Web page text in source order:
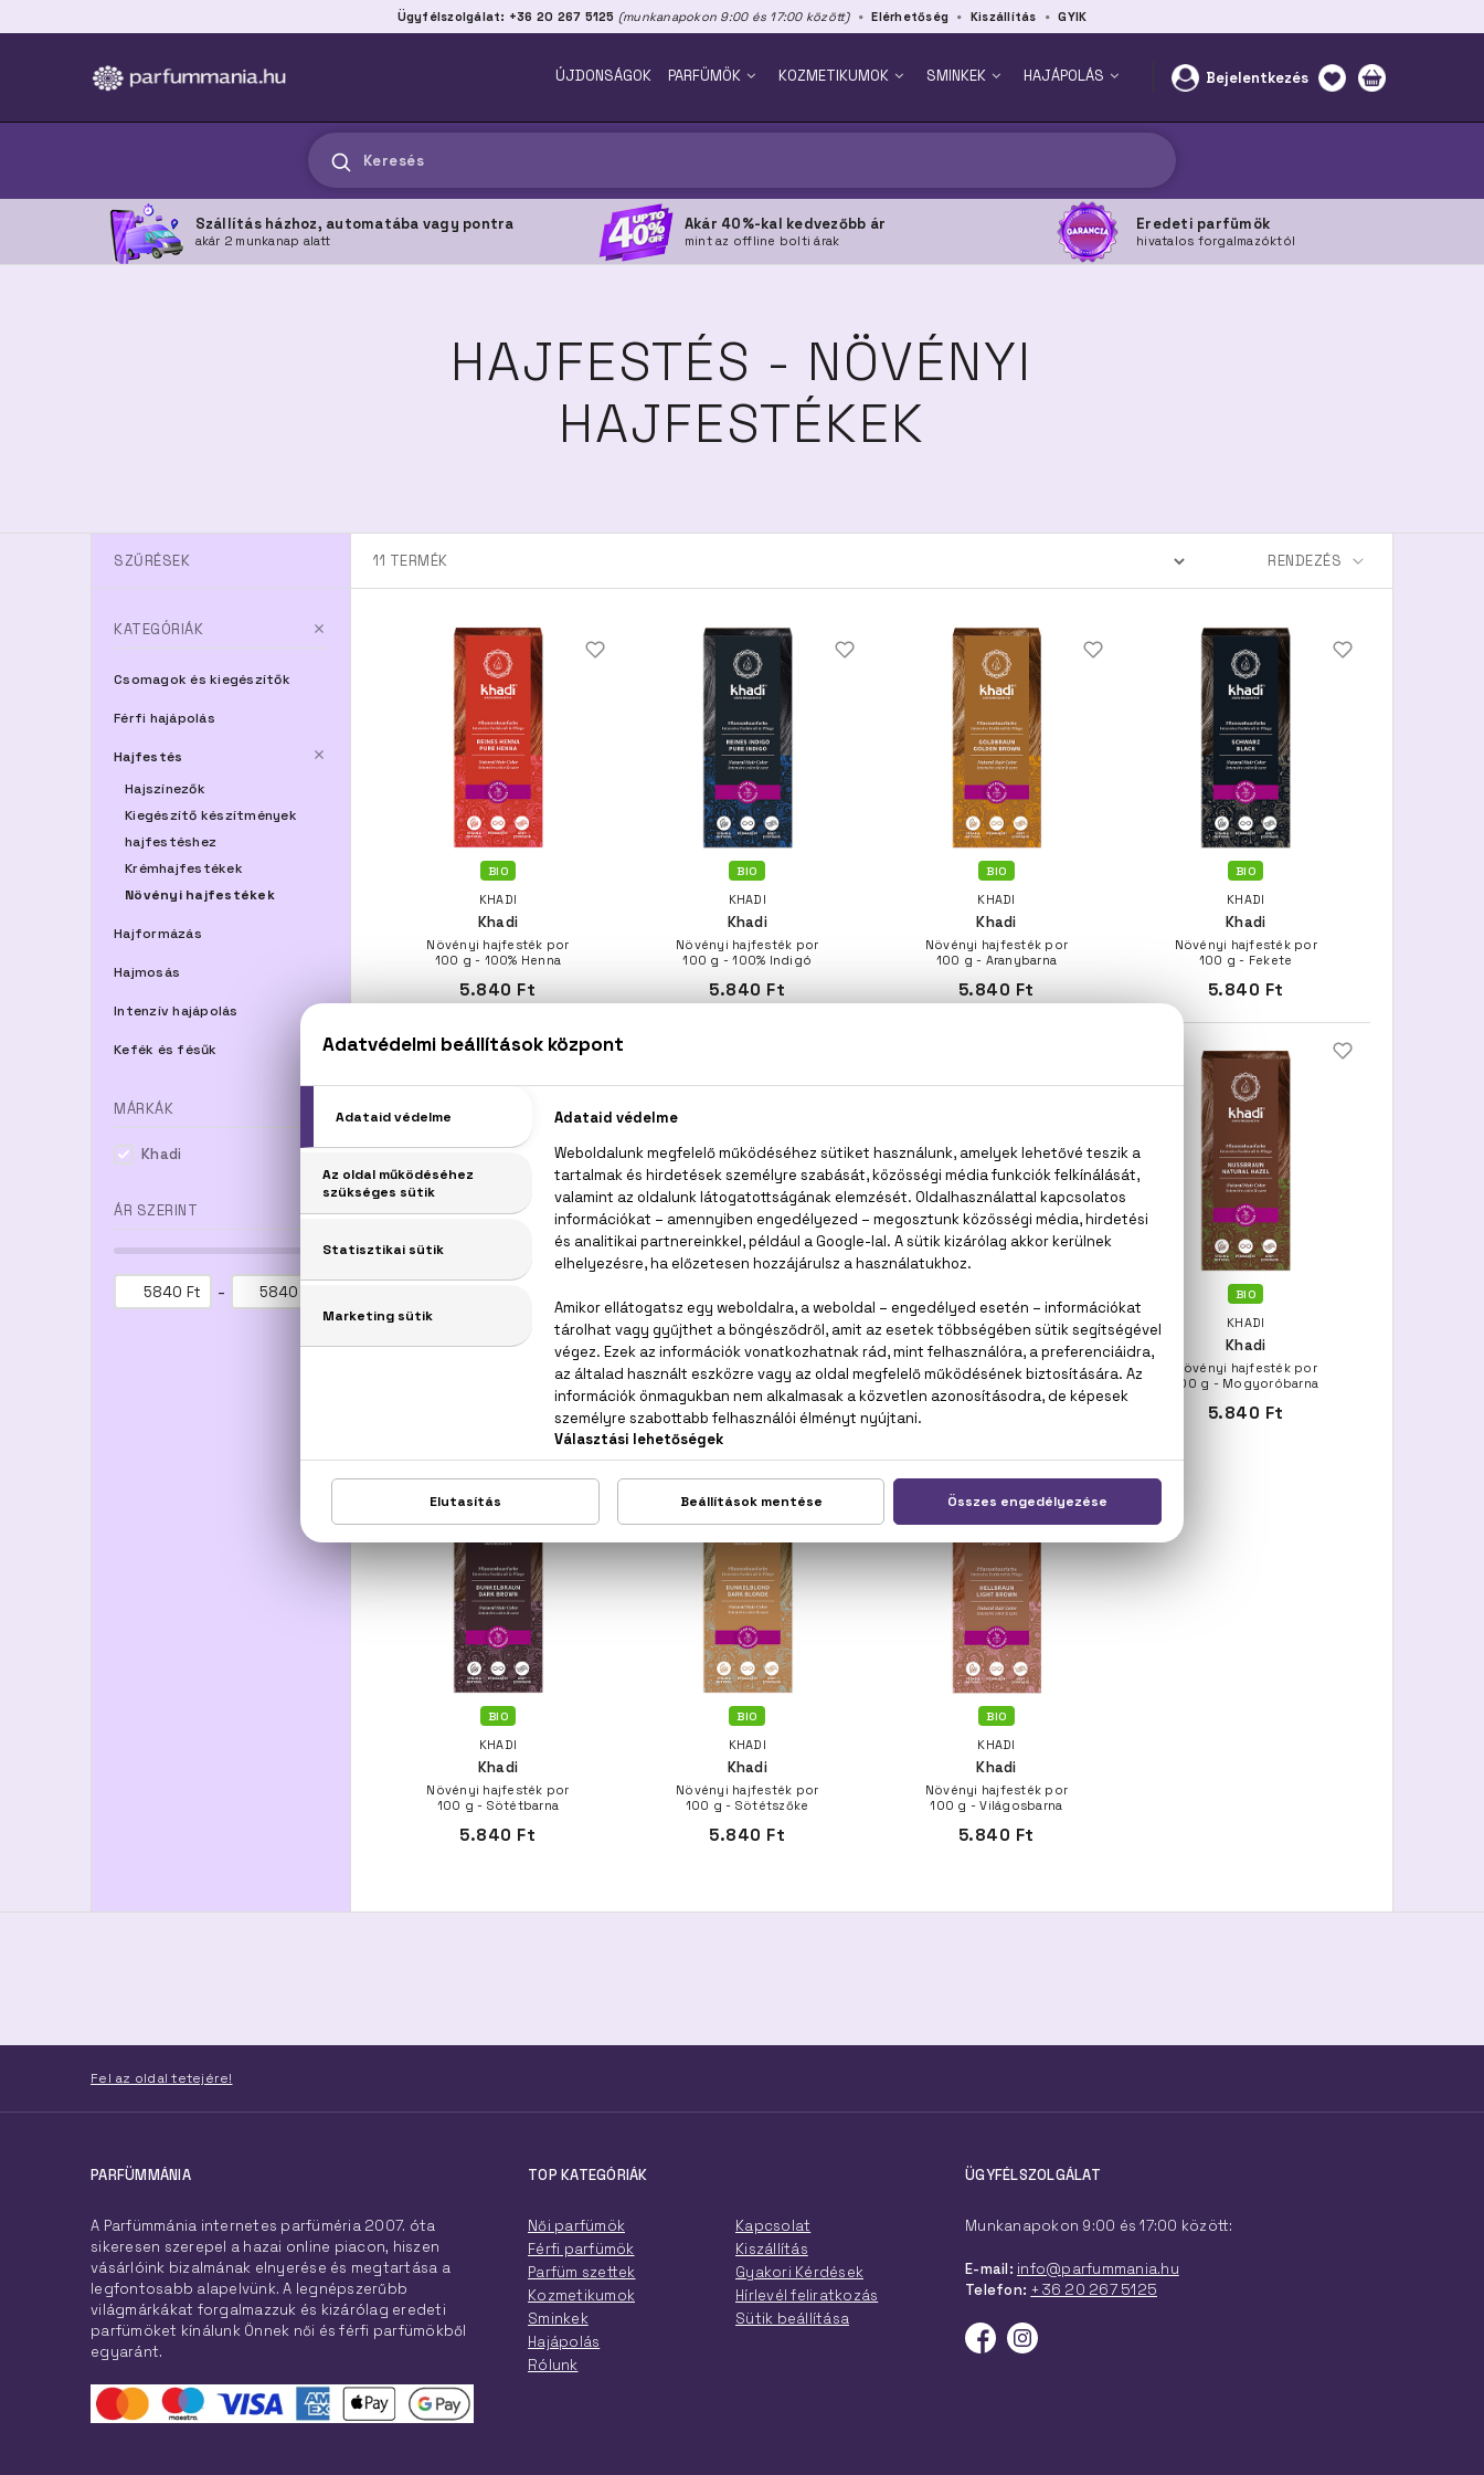
Ügyfélszolgálat: +36 20 267 5125 (munkanapokon 9:00 és 17:00 között) Elérhetőség Kiszállítás GYIK
ÚJDONSÁGOK PARFÜMÖK KOZMETIKUMOK SMINKEK HAJÁPOLÁS Bejelentkezés
Keresés
Szállítás házhoz, automatába vagy pontra
akár 2 munkanap alatt
Akár 40%-kal kedvezőbb ár
mint az offline bolti árak
Eredeti parfümök
hivatalos forgalmazóktól
HAJFESTÉS - NÖVÉNYI
HAJFESTÉKEK
SZŰRÉSEK
KATEGÓRIÁK
Csomagok és kiegészítők
Férfi hajápolás
Hajfestés
Hajszínezők
Kiegészítő készítmények
hajfestéshez
Krémhajfestékek
Növényi hajfestékek
Hajformázás
Hajmosás
Intenzív hajápolás
Kefék és fésűk
MÁRKÁK
Khadi
ÁR SZERINT
Ft -
11 TERMÉK
BIO
KHADI
Khadi
Növényi hajfesték por
100 g - 100% Henna
5.840 Ft
BIO
KHADI
Khadi
Növényi hajfesték por
100 g - 100% Indigó
5.840 Ft
BIO
KHADI
Khadi
Növényi hajfesték por
100 g - Aranybarna
5.840 Ft
BIO
KHADI
Khadi
Növényi hajfesték por
100 g - Fekete
5.840 Ft
Khadi
100 g - Hamvasbarna
KHADI
Khadi
Növényi hajfesték por
100 g - Középbarna
5.840 Ft
KHADI
Khadi
Növényi hajfesték por
100 g - Középszőke
BIO
KHADI
Khadi
Növényi hajfesték por
100 g - Mogyoróbarna
5.840 Ft
BIO
KHADI
Khadi
Növényi hajfesték por
100 g - Sötétbarna
5.840 Ft
BIO
KHADI
Khadi
Növényi hajfesték por
100 g - Sötétszőke
5.840 Ft
BIO
KHADI
Khadi
Növényi hajfesték por
100 g - Világosbarna
5.840 Ft
Fel az oldal tetejére!
PARFÜMMÁNIA
A Parfümmánia internetes parfüméria 2007. óta
sikeresen szerepel a hazai online piacon, hiszen
vásárlóink bizalmának elnyerése és megtartása a
legfontosabb alapelvünk. A legnépszerűbb
világmárkákat forgalmazzuk és kizárólag eredeti
parfümöket kínálunk Önnek női és férfi parfümökből
egyaránt.
TOP KATEGÓRIÁK
Női parfümök
Férfi parfümök
Parfüm szettek
Kozmetikumok
Sminkek
Hajápolás
Rólunk
Kapcsolat
Kiszállítás
Gyakori Kérdések
Hírlevél feliratkozás
Sütik beállítása
ÜGYFÉLSZOLGÁLAT
Munkanapokon 9:00 és 17:00 között:
E-mail: info@parfummania.hu
Telefon: +36 20 267 5125